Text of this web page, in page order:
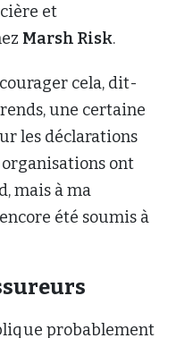
et
Marsh Risk.
cela, dit-
une certaine
les déclarations
organisations ont
mais à ma
été soumis à
probablement